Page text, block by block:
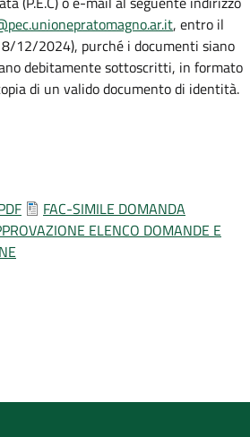
, entro il
12/2024), purché i documenti siano
debitamente sottoscritti, in formato
di un valido documento di identità.
FAC-SIMILE DOMANDA
ELENCO DOMANDE E